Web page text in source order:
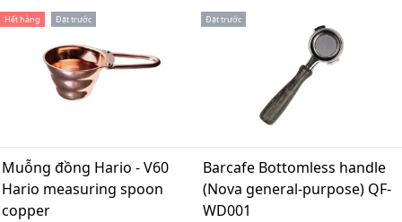
Hết hàng Đặt trước
Muỗng đồng Hario - V60
Hario measuring spoon
copper
Đặt trước
Barcafe Bottomless handle
(Nova general-purpose) QF-
WD001